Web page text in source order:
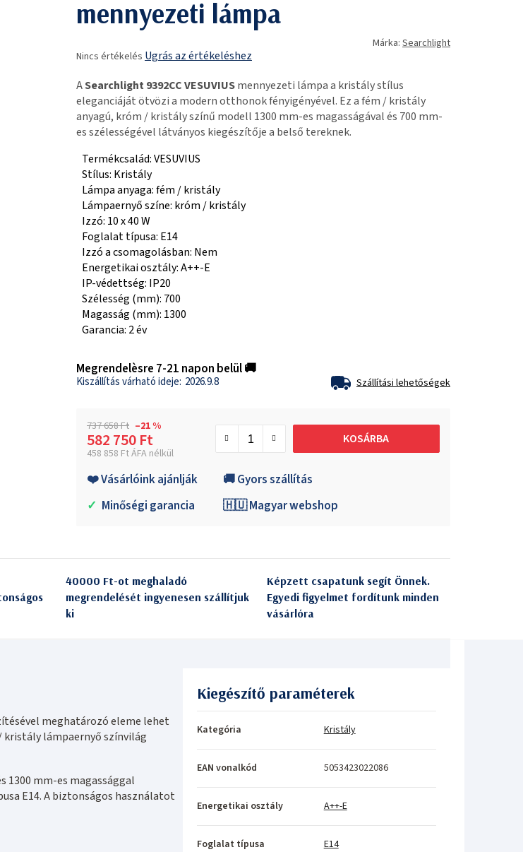
mennyezeti lámpa
termék
értékelése
5-
ből
0,0
csillag.
Nincs értékelés Ugrás az értékeléshez
Márka: Searchlight
ASearchlight 9392CC VESUVIUSmennyezeti lámpa a kristály stílus
eleganciáját ötvözi a modern otthonok fényigényével. Ez a fém / kristály
anyagú, króm / kristály színű modell 1300 mm-es magasságával és 700 mm-
es szélességével látványos kiegészítője a belső tereknek.
Termékcsalád: VESUVIUS
Stílus: Kristály
Lámpa anyaga: fém / kristály
Lámpaernyő színe: króm / kristály
Izzó: 10 x 40 W
Foglalat típusa: E14
Izzó a csomagolásban: Nem
Energetikai osztály: A++-E
IP-védettség: IP20
Szélesség (mm): 700
Magasság (mm): 1300
Garancia: 2 év
Megrendelèsre 7-21 napon belül 🚚
2026.9.8 Szállítási lehetőségek
737 658 Ft –21 %
582 750 Ft
458 858 Ft ÁFA nélkül
KOSÁRBA
❤️ Vásárlóink ajánlják
🚚 Gyors szállítás
✓ Minőségi garancia 🇭🇺 Magyar webshop
40000 Ft-ot meghaladó
megrendelését ingyenesen szállítjuk
ki
Képzett csapatunk segít Önnek.
Egyedi figyelmet fordítunk minden
vásárlóra
meghatározó eleme lehet
kristály lámpaernyő színvilág
1300 mm-es magassággal
E14. A biztonságos használatot
Kiegészítő paraméterek
Kategória Kristály
EAN vonalkód 5053423022086
Energetikai osztály A++-E
Foglalat típusa E14